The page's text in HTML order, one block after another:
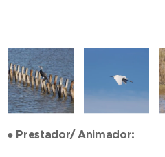
● Prestador/ Animador: